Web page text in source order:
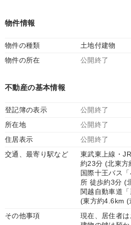
物件情報
物件の種類
土地付建物
物件の所在
公開終了
不動産の基本情報
登記簿の表示
公開終了
所在地
公開終了
住居表示
公開終了
交通、最寄り駅など
東武東上線・
約23分 (北東
国際十王バス
所 徒歩約3分 (
関越自動車道
(東方約4.6km (
その他事項
現在、居住者